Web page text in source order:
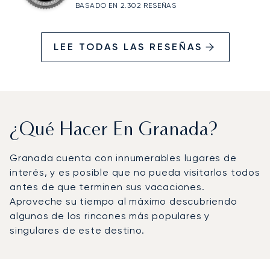
BASADO EN 2.302 RESEÑAS
LEE TODAS LAS RESEÑAS
¿Qué Hacer En Granada?
Granada cuenta con innumerables lugares de
interés, y es posible que no pueda visitarlos todos
antes de que terminen sus vacaciones.
Aproveche su tiempo al máximo descubriendo
algunos de los rincones más populares y
singulares de este destino.